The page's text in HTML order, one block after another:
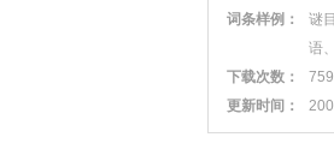
词条样例：
谜
语
下载次数：
更新时间：